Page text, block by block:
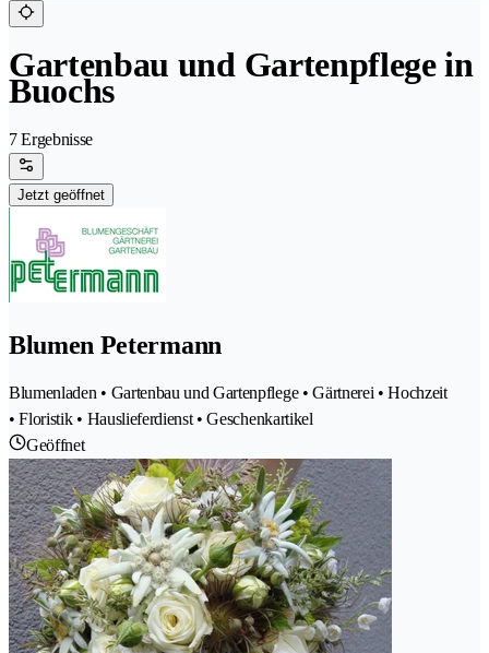
Gartenbau und Gartenpflege in
Buochs
7 Ergebnisse
Jetzt geöffnet
Blumen Petermann
Blumenladen • Gartenbau und Gartenpflege • Gärtnerei • Hochzeit
• Floristik • Hauslieferdienst • Geschenkartikel
Geöffnet